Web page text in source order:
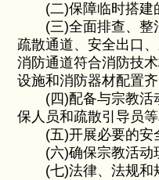
(二)保障临时搭建
(三)全面排查、整
疏散通道、安全出口
消防通道符合消防技
设施和消防器材配置
(四)配备与宗教活
保人员和疏散引导员
(五)开展必要的安
(六)确保宗教活动
(七)法律、法规和规